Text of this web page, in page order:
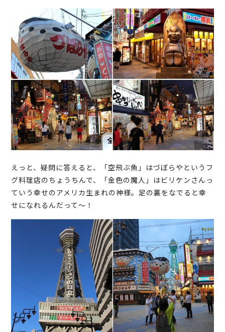
えっと、疑問に答えると、「空飛ぶ魚」はづぼらやというフ
グ料理店のちょうちんで、「金色の魔人」はビリケンさんっ
ていう幸せのアメリカ生まれの神様。足の裏をなでると幸
せになれるんだって～！